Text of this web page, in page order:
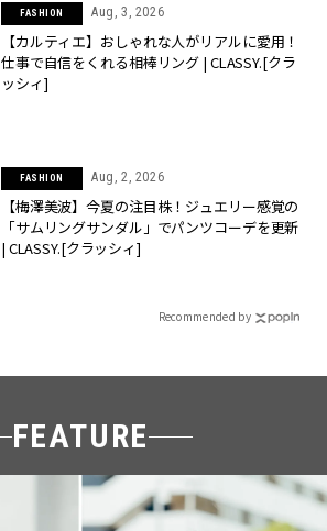
FASHION Aug, 3, 2026
【カルティエ】おしゃれな人がリアルに愛用！
仕事で自信をくれる相棒リング | CLASSY.[クラ
ッシィ]
FASHION Aug, 2, 2026
【梅澤美波】今夏の注目株！ジュエリー感覚の
「サムリングサンダル」でパンツコーデを更新
| CLASSY.[クラッシィ]
Recommended by
FEATURE